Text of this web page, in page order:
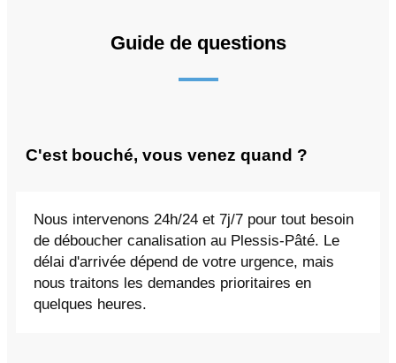
Guide de questions
C'est bouché, vous venez quand ?
Nous intervenons 24h/24 et 7j/7 pour tout besoin
de déboucher canalisation au Plessis-Pâté. Le
délai d'arrivée dépend de votre urgence, mais
nous traitons les demandes prioritaires en
quelques heures.